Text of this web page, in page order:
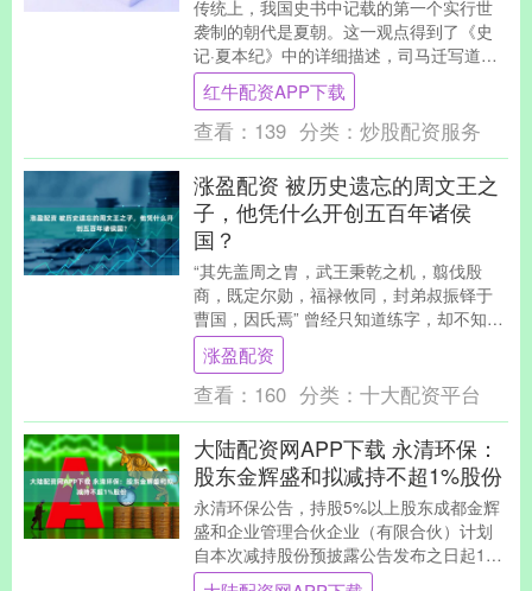
传统上，我国史书中记载的第一个实行世
袭制的朝代是夏朝。这一观点得到了《史
记·夏本纪》中的详细描述，司马迁写道，
距今约四千多年前，黄帝的孙子颛顼，经
过一番激烈的战....
红牛配资APP下载
查看： 139 分类： 炒股配资服务
涨盈配资 被历史遗忘的周文王之
子，他凭什么开创五百年诸侯
国？
“其先盖周之胄，武王秉乾之机，翦伐殷
商，既定尔勋，福禄攸同，封弟叔振铎于
曹国，因氏焉” 曾经只知道练字，却不知道
考据的我，每每看到“弟叔振铎”四个字的时
候总是会....
涨盈配资
查看： 160 分类： 十大配资平台
大陆配资网APP下载 永清环保：
股东金辉盛和拟减持不超1%股份
永清环保公告，持股5%以上股东成都金辉
盛和企业管理合伙企业（有限合伙）计划
自本次减持股份预披露公告发布之日起15
个交易日后的3个月内，以集中竞价交易方